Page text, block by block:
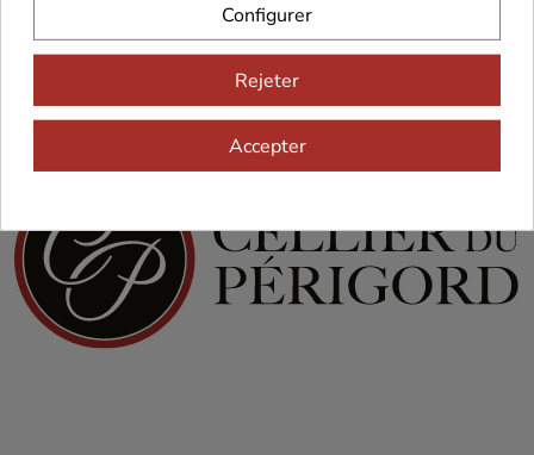
Configurer
Rejeter
Accepter